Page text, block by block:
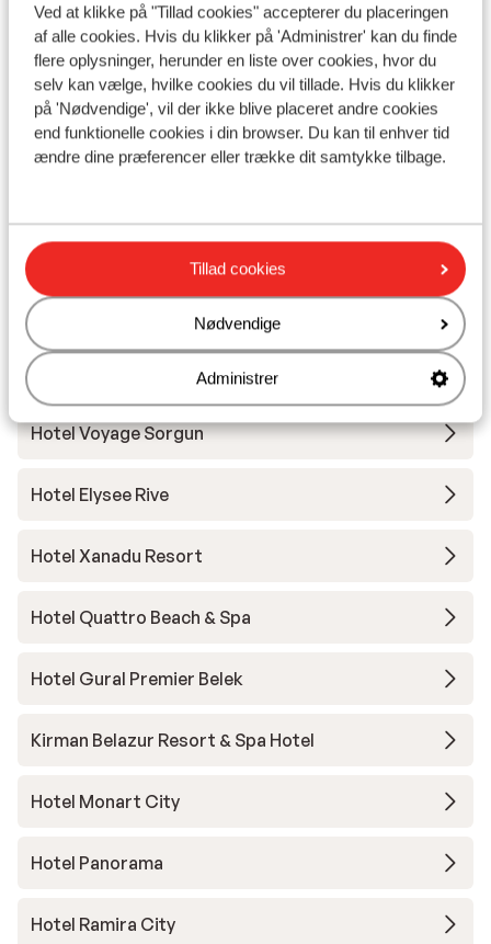
Ved at klikke på "Tillad cookies" accepterer du placeringen
af alle cookies. Hvis du klikker på 'Administrer' kan du finde
flere oplysninger, herunder en liste over cookies, hvor du
selv kan vælge, hvilke cookies du vil tillade. Hvis du klikker
på 'Nødvendige', vil der ikke blive placeret andre cookies
end funktionelle cookies i din browser. Du kan til enhver tid
ændre dine præferencer eller trække dit samtykke tilbage.
Tillad cookies
Nødvendige
Administrer
at der
nat,
grund
stort
Næste
fik
dette
med
meget
bar
men
ikke
Afstand til stranden cleopatra beach: ca. 150
meter (sandstrand, liggestole (mod betaling (ca.
1,50 € pr. dag)) , parasol (mod betaling (ca. 1,50 €
pr. dag)) )
Afstand til centrum: alanya city centre: ca. 500
meter
Andre overnatningssteder i Tyrkiets
sydkyst
Mardan Palace
Hotel Voyage Sorgun
Hotel Elysee Rive
Hotel Xanadu Resort
Hotel Quattro Beach & Spa
Hotel Gural Premier Belek
Kirman Belazur Resort & Spa Hotel
Hotel Monart City
Hotel Panorama
Hotel Ramira City